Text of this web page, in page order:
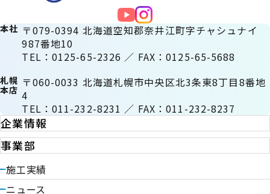
本社 〒079-0394 北海道空知郡奈井江町字チャシュナイ
987番地10
TEL：0125-65-2326 ／ FAX：0125-65-5688
札幌
本店
〒060-0033 北海道札幌市中央区北3条東8丁目8番地
4
TEL：011-232-8231 ／ FAX：011-232-8237
企業情報
事業部
施工実績
ニュース